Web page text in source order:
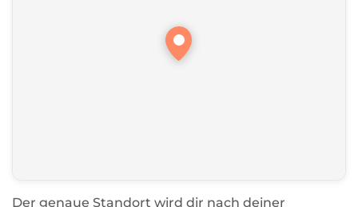
Der genaue Standort wird dir nach deiner